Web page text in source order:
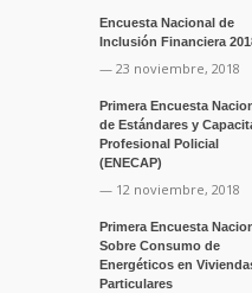
Encuesta Nacional de
Inclusión Financiera
— 23 noviembre, 2018
Primera Encuesta
de Estándares y
Profesional Policial
(ENECAP)
— 12 noviembre, 2018
Primera Encuesta
Sobre Consumo de
Energéticos en
Particulares